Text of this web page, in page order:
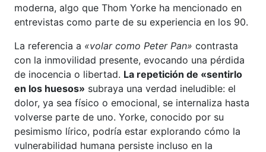
moderna, algo que Thom Yorke ha mencionado en
entrevistas como parte de su experiencia en los 90.
La referencia a «volar como Peter Pan» contrasta
con la inmovilidad presente, evocando una pérdida
de inocencia o libertad. La repetición de «sentirlo
en los huesos» subraya una verdad ineludible: el
dolor, ya sea físico o emocional, se internaliza hasta
volverse parte de uno. Yorke, conocido por su
pesimismo lírico, podría estar explorando cómo la
vulnerabilidad humana persiste incluso en la